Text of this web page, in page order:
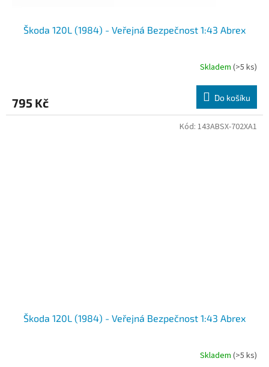
Škoda 120L (1984) - Veřejná Bezpečnost 1:43 Abrex
Skladem (>5 ks)
795 Kč Do košíku
Škoda 120L (1984) - Veřejná Bezpečnost 1:43 Abrex
Skladem (>5 ks)
Kód: 143ABSX-702XA1